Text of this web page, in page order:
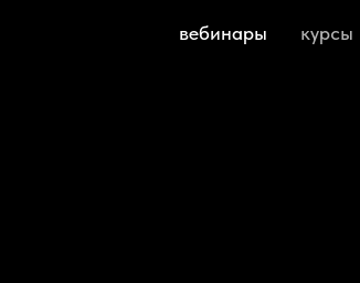
вебинары курсы